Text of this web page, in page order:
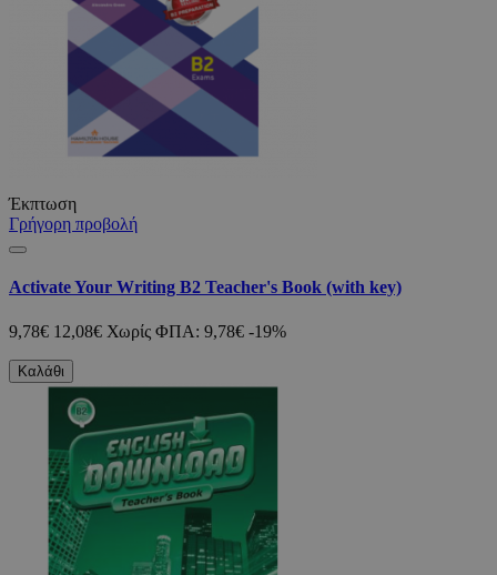
Έκπτωση
Γρήγορη προβολή
Activate Your Writing B2 Teacher's Book (with key)
9,78€ 12,08€ Χωρίς ΦΠΑ: 9,78€ -19%
Καλάθι